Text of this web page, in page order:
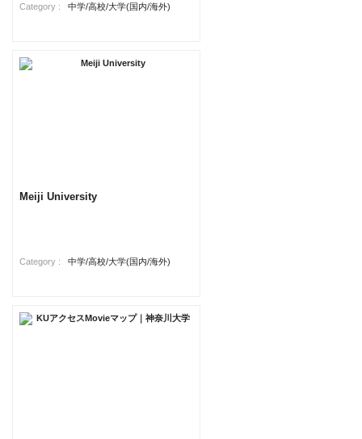
Category : 中学/高校/大学(国内/海外)
Meiji University
Category : 中学/高校/大学(国内/海外)